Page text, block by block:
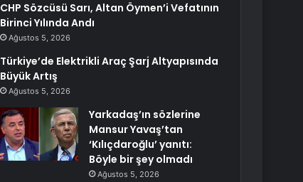
CHP Sözcüsü Sarı, Altan Öymen’i Vefatının
Birinci Yılında Andı
Ağustos 5, 2026
Türkiye’de Elektrikli Araç Şarj Altyapısında
Büyük Artış
Ağustos 5, 2026
Yarkadaş’ın sözlerine
Mansur Yavaş’tan
‘Kılıçdaroğlu’ yanıtı:
Böyle bir şey olmadı
Ağustos 5, 2026